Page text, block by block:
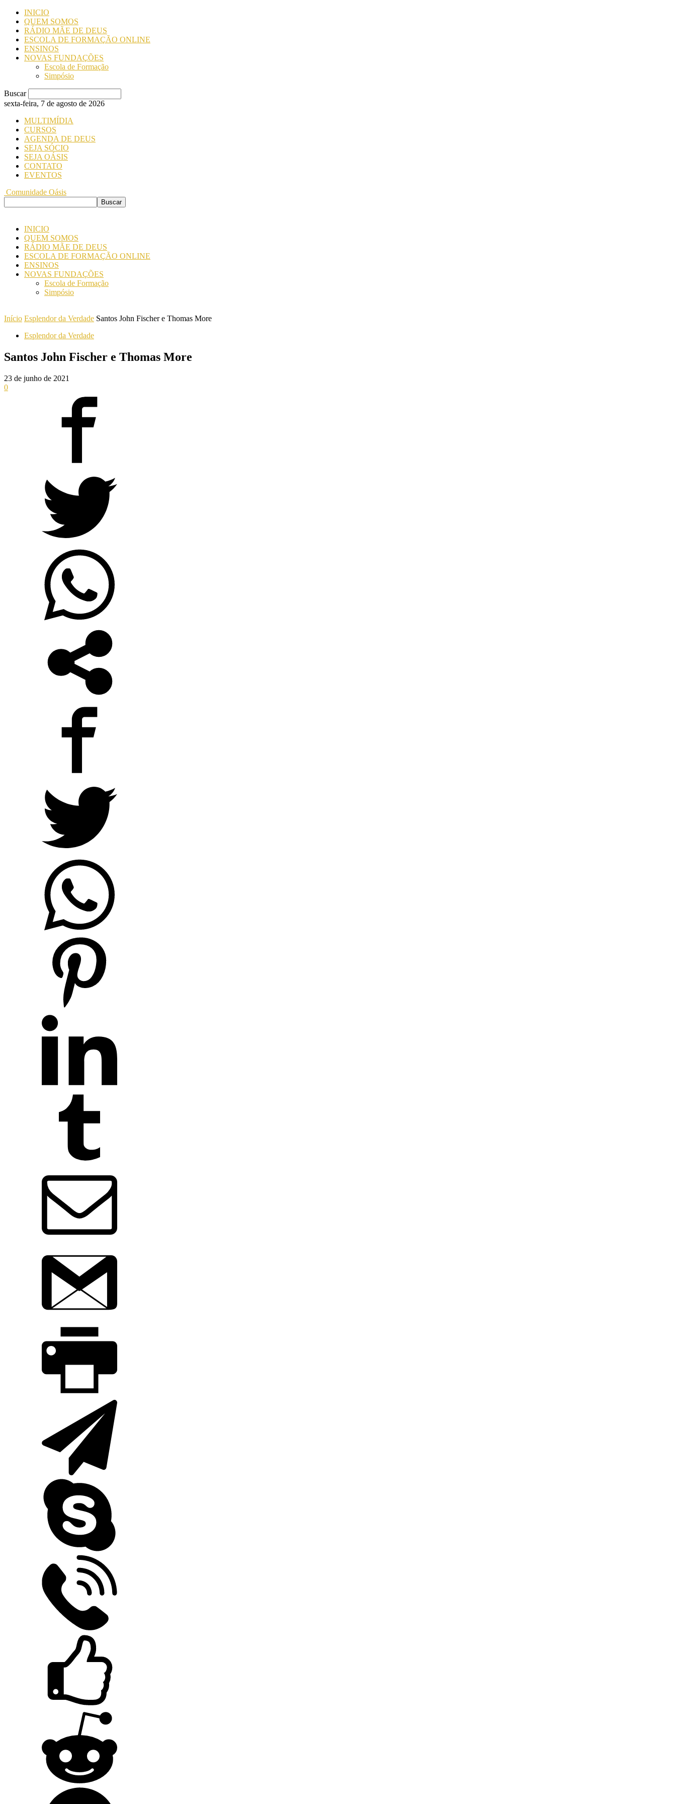
INICIO
QUEM SOMOS
RÁDIO MÃE DE DEUS
ESCOLA DE FORMAÇÃO ONLINE
ENSINOS
NOVAS FUNDAÇÕES
Escola de Formação
Simpósio
Buscar
sexta-feira, 7 de agosto de 2026
MULTIMÍDIA
CURSOS
AGENDA DE DEUS
SEJA SÓCIO
SEJA OÁSIS
CONTATO
EVENTOS
Comunidade Oásis
INICIO
QUEM SOMOS
RÁDIO MÃE DE DEUS
ESCOLA DE FORMAÇÃO ONLINE
ENSINOS
NOVAS FUNDAÇÕES
Escola de Formação
Simpósio
Início Esplendor da Verdade Santos John Fischer e Thomas More
Esplendor da Verdade
Santos John Fischer e Thomas More
23 de junho de 2021
0